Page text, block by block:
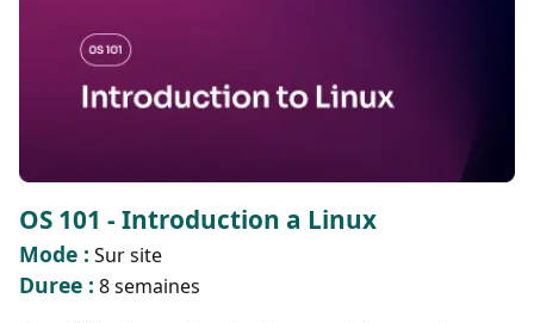
leur deploiement via des conteneurs Docker.
OS 101 - Introduction a Linux
Mode : Sur site
Duree : 8 semaines